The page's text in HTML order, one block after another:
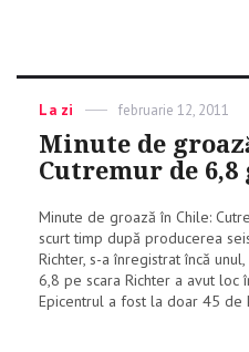
Categories
La zi
Posted
februarie 12, 2011
Minute de
Cutremur de 6,8
Minute de groază în Chile:
scurt timp după producerea
Richter, s-a înregistrat încă
6,8 pe scara Richter a avut loc
Epicentrul a fost la doar 45 de